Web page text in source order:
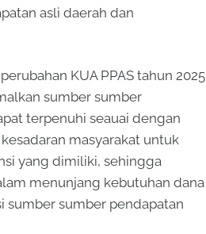
asli daerah dan
KUA PPAS tahun 2025
sumber sumber
terpenuhi seauai dengan
masyarakat untuk
yang dimiliki, sehingga
menunjang kebutuhan dana
sumber sumber pendapatan